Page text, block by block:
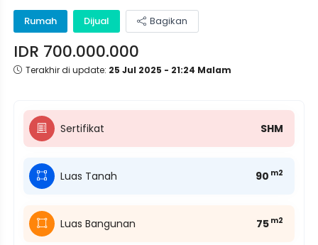
Rumah Dijual Bagikan
IDR 700.000.000
Terakhir di update: 25 Jul 2025 - 21:24 Malam
Sertifikat SHM
Luas Tanah 90 m2
Luas Bangunan 75 m2